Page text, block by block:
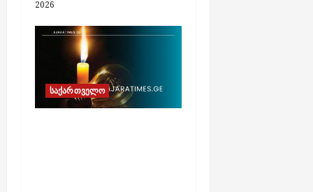
2026
საქართველო